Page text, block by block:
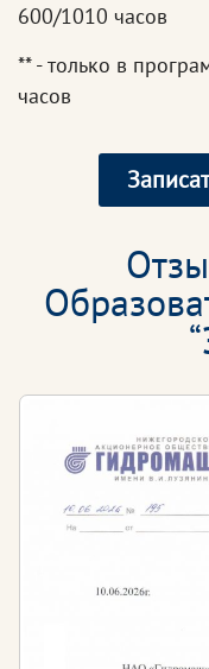
600/1010 часов
** - только в
часов